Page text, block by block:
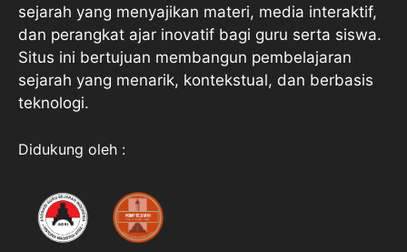
sejarah yang menyajikan materi, media interaktif,
dan perangkat ajar inovatif bagi guru serta siswa.
Situs ini bertujuan membangun pembelajaran
sejarah yang menarik, kontekstual, dan berbasis
teknologi.
Didukung oleh :